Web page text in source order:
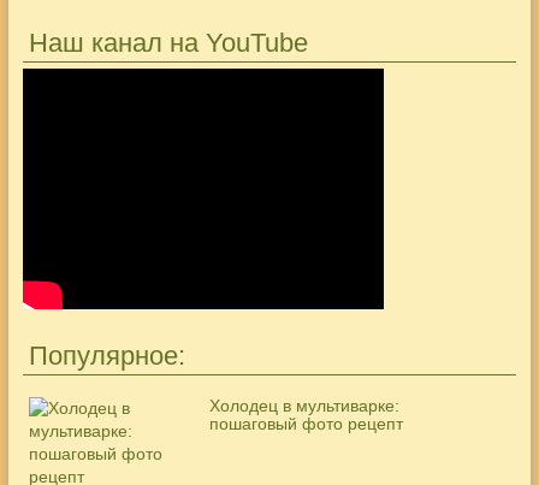
Наш канал на YouTube
Популярное:
Холодец в мультиварке:
пошаговый фото рецепт